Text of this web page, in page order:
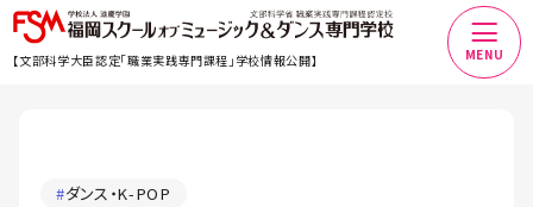
【文部科学大臣認定「職業実践専門課程」学校情報公開】 MENU
#ダンス・K-POP